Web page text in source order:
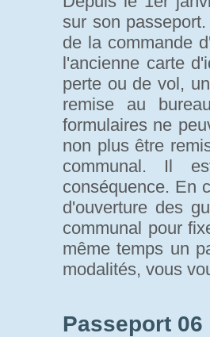
sur son
de la commande
l'ancienne carte
perte ou de vol,
remise au
formulaires ne
non plus être
communal. Il
conséquence. En
d'ouverture des
communal pour
même temps un
modalités, vous
Passeport